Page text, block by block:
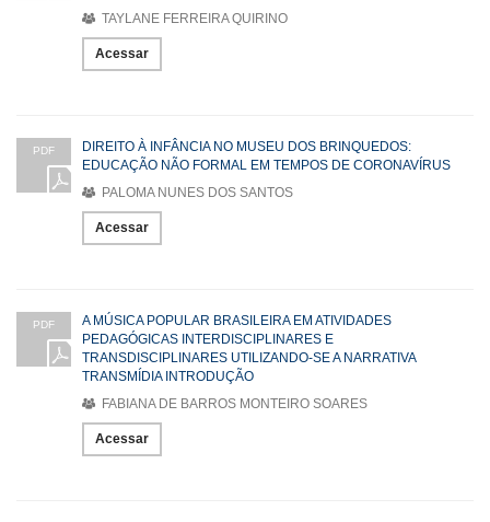
TAYLANE FERREIRA QUIRINO
Acessar
PDF
DIREITO À INFÂNCIA NO MUSEU DOS BRINQUEDOS:
EDUCAÇÃO NÃO FORMAL EM TEMPOS DE CORONAVÍRUS
PALOMA NUNES DOS SANTOS
Acessar
PDF
A MÚSICA POPULAR BRASILEIRA EM ATIVIDADES
PEDAGÓGICAS INTERDISCIPLINARES E
TRANSDISCIPLINARES UTILIZANDO-SE A NARRATIVA
TRANSMÍDIA INTRODUÇÃO
FABIANA DE BARROS MONTEIRO SOARES
Acessar